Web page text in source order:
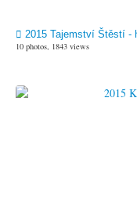
2015 Tajemství Štěstí -
10 photos, 1843 views